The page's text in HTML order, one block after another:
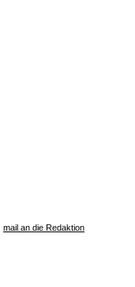
mail an die Redaktion